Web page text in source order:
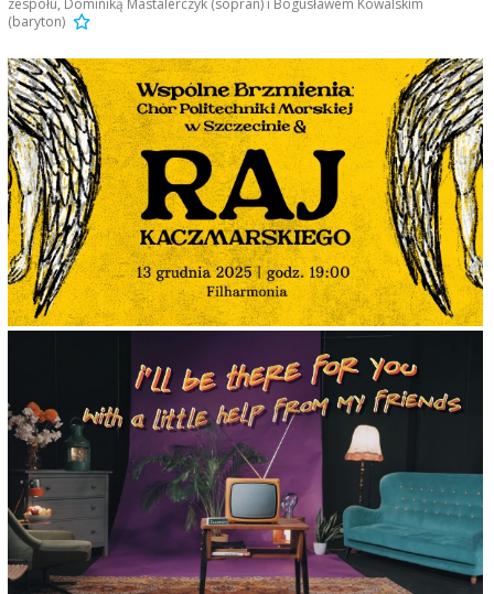
zespołu, Dominiką Mastalerczyk (sopran) i Bogusławem Kowalskim
(baryton)